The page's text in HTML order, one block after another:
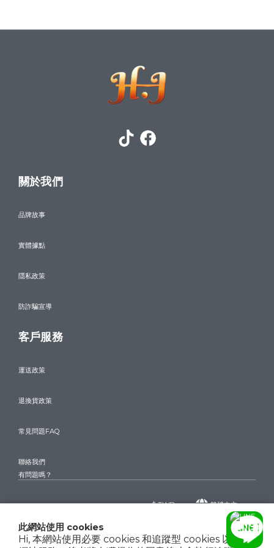
此網站使用 cookies
Hi, 本網站使用必要 cookies 和追蹤型 cookies 以確保
關於我們
品牌故事
實體據點
隱私政策
防詐騙宣導
客戶服務
運送政策
退換貨政策
常見問題FAQ
聯絡我們
有問題嗎？
$ TWD 繁體中文